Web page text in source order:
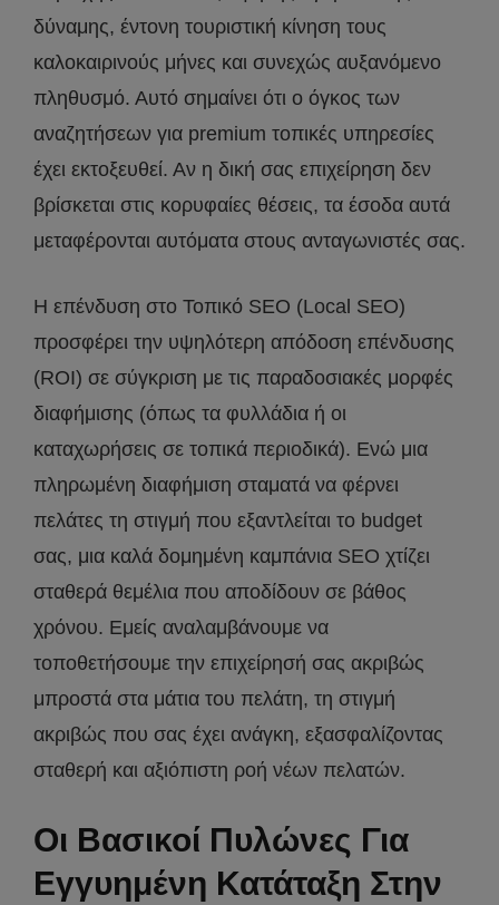
δύναμης, έντονη τουριστική κίνηση τους
καλοκαιρινούς μήνες και συνεχώς αυξανόμενο
πληθυσμό. Αυτό σημαίνει ότι ο όγκος των
αναζητήσεων για premium τοπικές υπηρεσίες
έχει εκτοξευθεί. Αν η δική σας επιχείρηση δεν
βρίσκεται στις κορυφαίες θέσεις, τα έσοδα αυτά
μεταφέρονται αυτόματα στους ανταγωνιστές σας.
Η επένδυση στο Τοπικό SEO (Local SEO)
προσφέρει την υψηλότερη απόδοση επένδυσης
(ROI) σε σύγκριση με τις παραδοσιακές μορφές
διαφήμισης (όπως τα φυλλάδια ή οι
καταχωρήσεις σε τοπικά περιοδικά). Ενώ μια
πληρωμένη διαφήμιση σταματά να φέρνει
πελάτες τη στιγμή που εξαντλείται το budget
σας, μια καλά δομημένη καμπάνια SEO χτίζει
σταθερά θεμέλια που αποδίδουν σε βάθος
χρόνου. Εμείς αναλαμβάνουμε να
τοποθετήσουμε την επιχείρησή σας ακριβώς
μπροστά στα μάτια του πελάτη, τη στιγμή
ακριβώς που σας έχει ανάγκη, εξασφαλίζοντας
σταθερή και αξιόπιστη ροή νέων πελατών.
Οι Βασικοί Πυλώνες Για
Εγγυημένη Κατάταξη Στην